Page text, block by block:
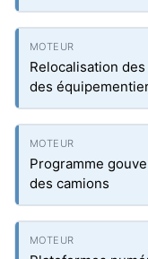
Relocalisation
des
Programme
des camions